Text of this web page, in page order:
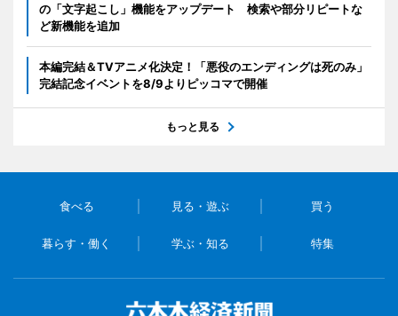
の「文字起こし」機能をアップデート 検索や部分リピートな
ど新機能を追加
本編完結＆TVアニメ化決定！「悪役のエンディングは死のみ」
完結記念イベントを8/9よりピッコマで開催
もっと見る
食べる 見る・遊ぶ 買う
暮らす・働く 学ぶ・知る 特集